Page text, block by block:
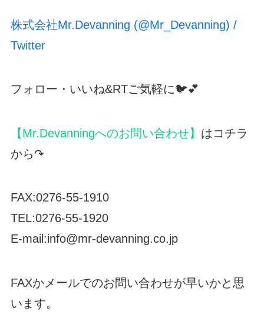
株式会社Mr.Devanning (@Mr_Devanning) /
Twitter
フォロー・いいね&RTご気軽に🐦💕
【Mr.Devanningへのお問い合わせ】 はコチラ
から↷
FAX:0276-55-1910
TEL:0276-55-1920
E-mail:info@mr-devanning.co.jp
FAXかメールでのお問い合わせが早いかと思
います。